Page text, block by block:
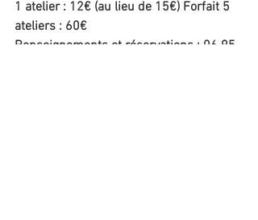
1 atelier : 12€ (au lieu de 15€) Forfait 5
ateliers : 60€
Renseignements et réservations : 06 95